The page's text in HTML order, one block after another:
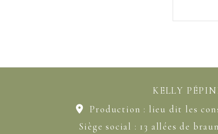
KELLY

Production : lieu dit les
Siège social : 13 allées de